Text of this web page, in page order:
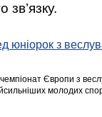
зв’язку.
з
Європи з
молодих